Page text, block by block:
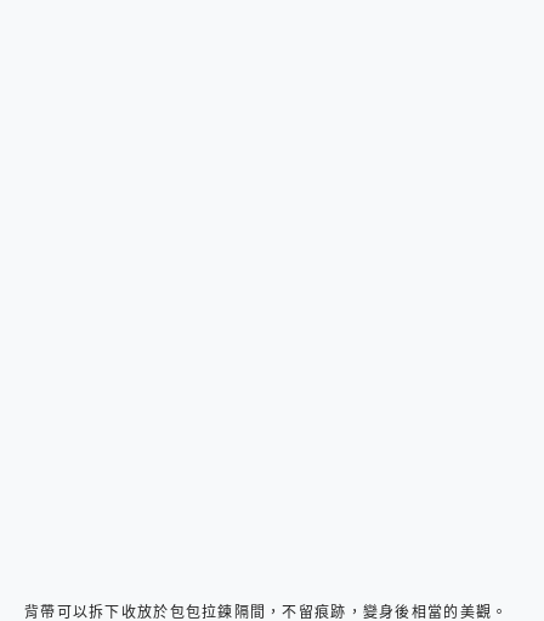
背帶可以拆下收放於包包拉鍊隔間，不留痕跡，變身後相當的美觀。